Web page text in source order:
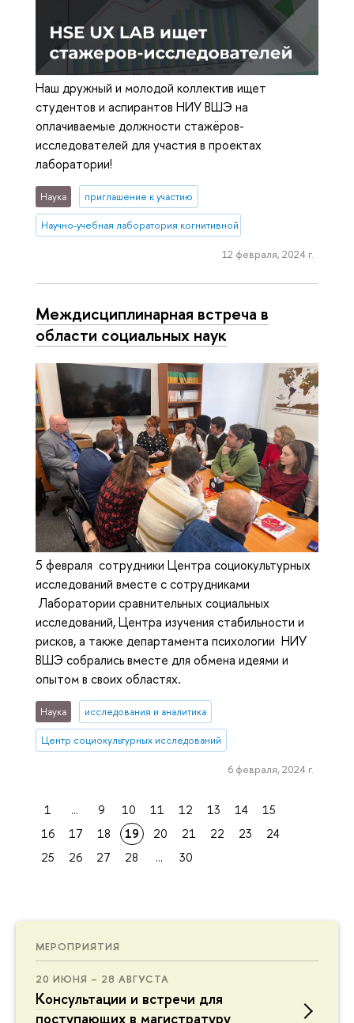
МЕРОПРИЯТИЯ
20 ИЮНЯ – 28 АВГУСТА
Консультации и встречи для
поступающих в магистратуру
Наш дружный и молодой коллектив ищет
студентов и аспирантов НИУ ВШЭ на
оплачиваемые должности стажёров-
исследователей для участия в проектах
лаборатории!
Наука приглашение к участию
Научно-учебная лаборатория когнитивной психологии
12 февраля, 2024 г.
Междисциплинарная встреча в
области социальных наук
5 февраля сотрудники Центра социокультурных
исследований вместе с сотрудниками
Лаборатории сравнительных социальных
исследований, Центра изучения стабильности и
рисков, а также департамента психологии НИУ
ВШЭ собрались вместе для обмена идеями и
опытом в своих областях.
Наука исследования и аналитика
Центр социокультурных исследований
6 февраля, 2024 г.
1 ... 9 10 11 12 13 14
15
16
17 18 19 20 21 22 23
24
25
26 27 28 ... 30